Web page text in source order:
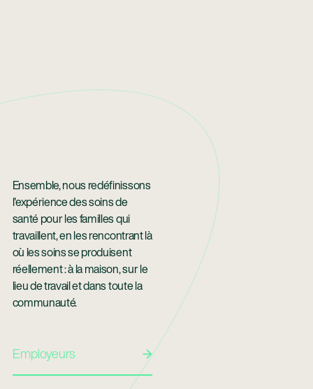
Ensemble, nous redéfinissons
l'expérience des soins de
santé pour les familles qui
travaillent, en les rencontrant là
où les soins se produisent
réellement : à la maison, sur le
lieu de travail et dans toute la
communauté.
Employeurs